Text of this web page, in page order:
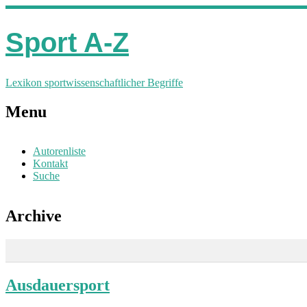
Sport A-Z
Lexikon sportwissenschaftlicher Begriffe
Menu
Autorenliste
Kontakt
Suche
Archive
Ausdauersport